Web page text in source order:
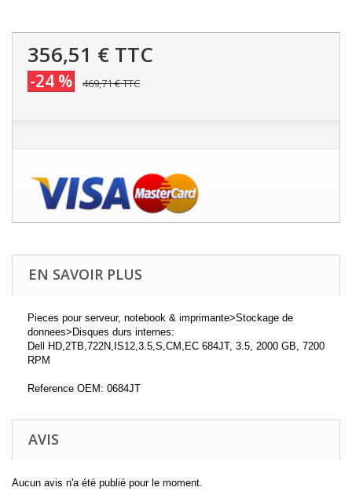
356,51 € TTC
-24 % 469,71 €TTC
EN SAVOIR PLUS
Pieces pour serveur, notebook & imprimante>Stockage de
donnees>Disques durs internes:
Dell HD,2TB,722N,IS12,3.5,S,CM,EC 684JT, 3.5, 2000 GB, 7200
RPM
Reference OEM: 0684JT
AVIS
Aucun avis n'a été publié pour le moment.